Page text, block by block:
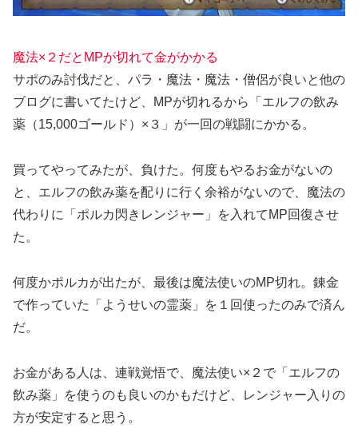
魔法×２だとMPが切れて金がかかる
サポのみ討伐だと、パラ・魔法・魔法・僧侶が良いと他の
ブログに書いてたけど、MPが切れるから「エルフの飲み
薬（15,000ゴールド）×３」が一回の戦闘にかかる。
買ってやってみたが、負けた。何度もやるお金がないの
と、エルフの飲み薬を配りに行く余裕がないので、魔法の
代わりに「ポルカ閃きレンジャー」を入れてMP回復させ
た。
何度かポルカが出たが、最後は魔法使いのMP切れ。錬金
で作っていた「ようせいの霊薬」を１回使ったのみで済ん
だ。
お金がある人は、連戦覚悟で、魔法使い×２で「エルフの
飲み薬」を使うのも良いのかもだけど、レンジャー入りの
方が安定すると思う。